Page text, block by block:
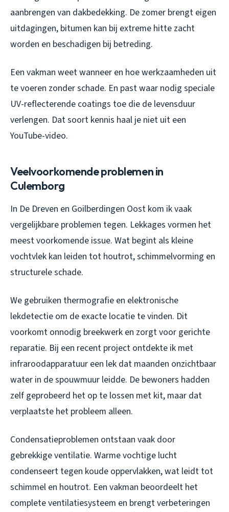
aanbrengen van dakbedekking. De zomer brengt eigen
uitdagingen, bitumen kan bij extreme hitte zacht
worden en beschadigen bij betreding.
Een vakman weet wanneer en hoe werkzaamheden uit
te voeren zonder schade. En past waar nodig speciale
UV-reflecterende coatings toe die de levensduur
verlengen. Dat soort kennis haal je niet uit een
YouTube-video.
Veelvoorkomende problemen in
Culemborg
In De Dreven en Goilberdingen Oost kom ik vaak
vergelijkbare problemen tegen. Lekkages vormen het
meest voorkomende issue. Wat begint als kleine
vochtvlek kan leiden tot houtrot, schimmelvorming en
structurele schade.
We gebruiken thermografie en elektronische
lekdetectie om de exacte locatie te vinden. Dit
voorkomt onnodig breekwerk en zorgt voor gerichte
reparatie. Bij een recent project ontdekte ik met
infraroodapparatuur een lek dat maanden onzichtbaar
water in de spouwmuur leidde. De bewoners hadden
zelf geprobeerd het op te lossen met kit, maar dat
verplaatste het probleem alleen.
Condensatieproblemen ontstaan vaak door
gebrekkige ventilatie. Warme vochtige lucht
condenseert tegen koude oppervlakken, wat leidt tot
schimmel en houtrot. Een vakman beoordeelt het
complete ventilatiesysteem en brengt verbeteringen